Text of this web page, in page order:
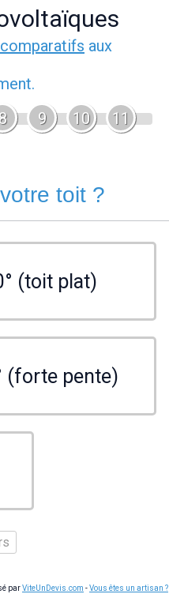
aux
8 9 10 11
toit ?
(toit plat)
(forte pente)
parViteUnDevis.com -Vous êtes un artisan ?